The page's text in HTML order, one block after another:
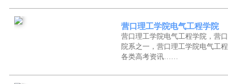
营口理工学院电气工程学院
营口理工学院电气工程学院，营
院系之一，营口理工学院电气工
各类高考资讯……